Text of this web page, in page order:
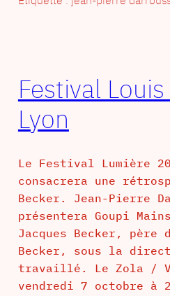
Festival
Lyon
Le Festival Lumière
consacrera une
Becker. Jean-Pierre
présentera Goupi
Jacques Becker, père
Becker, sous la
travaillé. Le Zola /
vendredi 7 octobre à